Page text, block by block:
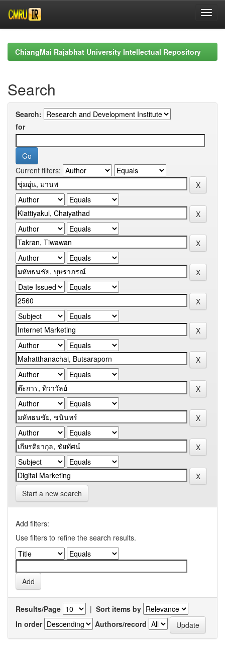
navigationChiangMai Rajabhat University Intellectual Repository
Search
Search:
for
Current filters:
Start a new search
Add filters:
Use filters to refine the search results.
Results/Page | Sort items by
In order
Authors/record